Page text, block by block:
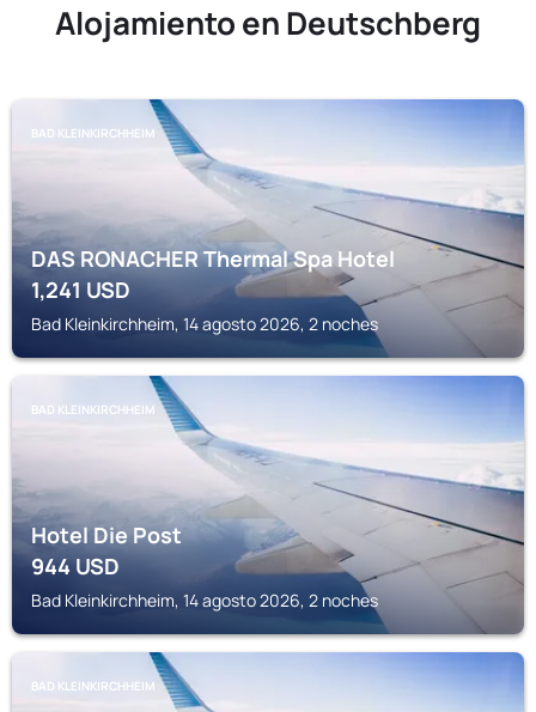
Alojamiento en Deutschberg
BAD KLEINKIRCHHEIM
DAS RONACHER Thermal Spa Hotel
1,241USD
Bad Kleinkirchheim, 14 agosto 2026, 2 noches
BAD KLEINKIRCHHEIM
Hotel Die Post
944USD
Bad Kleinkirchheim, 14 agosto 2026, 2 noches
BAD KLEINKIRCHHEIM